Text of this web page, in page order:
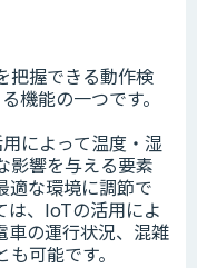
把握できる動作検
機能の一つです。
によって温度・湿
影響を与える要素
適な環境に調節で
は、IoTの活用によ
車の運行状況、混雑
可能です。